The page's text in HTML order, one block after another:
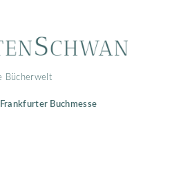
Bücherwelt
Buchmesse